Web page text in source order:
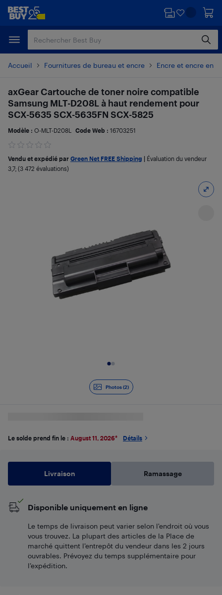
Passer
principal
Passer
Accueil Fournitures de bureau et encre Encre et encre en
Photos (2)
axGear Cartouche de toner noire compatible
Samsung MLT-D208L à haut rendement pour
SCX-5635 SCX-5635FN SCX-5825
Modèle : O-MLT-D208L Code Web : 16703251
Vendu et expédié par Green Net FREE Shipping
Évaluation du vendeur
3,7; (3 472 évaluations)
Le solde prend fin le : August 11, 2026* Détails
Livraison Ramassage
Disponible uniquement en ligne
Le temps de livraison peut varier selon l'endroit où vous
vous trouvez. La plupart des articles de la Place de
marché quittent l’entrepôt du vendeur dans les 2 jours
ouvrables. Prévoyez du temps supplémentaire pour
l’expédition.